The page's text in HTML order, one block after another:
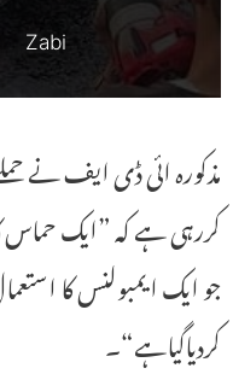
Zabi
مذکورہ ائی ڈی ایف نے
کررہی ہے کہ ”ایک حماس
جو ایک ایمبولنس کا
کردیاگیاہے“۔